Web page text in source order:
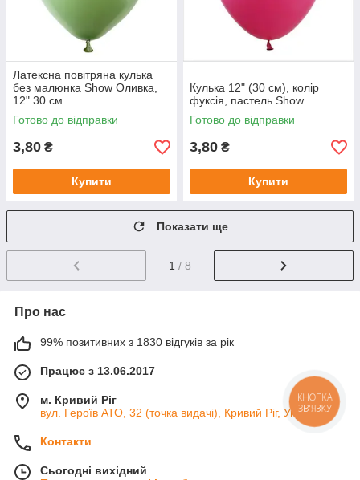
Латексна повітряна кулька
без малюнка Show Оливка,
12" 30 см
Готово до відправки
3,80 ₴
Купити
Кулька 12" (30 см), колір
фуксія, пастель Show
Готово до відправки
3,80 ₴
Купити
Показати ще
1 / 8
Про нас
99% позитивних з 1830 відгуків за рік
Працює з 13.06.2017
м. Кривий Ріг
вул. Героїв АТО, 32 (точка видачі), Кривий Ріг, Україна
Контакти
Сьогодні вихідний
КНОПКА
ЗВ'ЯЗКУ